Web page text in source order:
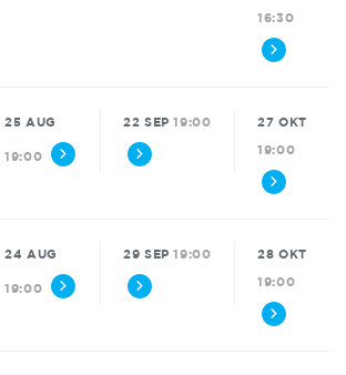
16:30
25 AUG
19:00
22 SEP 19:00 27 OKT
19:00
24 AUG
19:00
29 SEP 19:00 28 OKT
19:00